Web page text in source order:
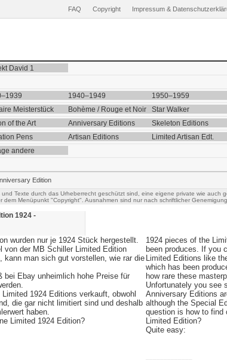
FAQ Copyright Impressum &
David 1
1940–1949 1950–1959
Meisterstück Bohème / Rouge et Noir Star Walker
of the Art Anniversary Editions Skeleton Editions
Pens Artisan Editions Limited Artisan Edt.
andere
Edition
Texte durch das Urheberrecht geschützt sind, eine eigene private wie auch
Menüpunkt "Copyright". Ausnahmen sind nur nach schriftlicher
1924 -
wurden nur je 1924 Stück hergestellt.
von der MB Schiller Limited Edition
kann man sich gut vorstellen, wie rar die
bei Ebay unheimlich hohe Preise für
1924 Editions verkauft, obwohl
die gar nicht limitiert sind und deshalb
haben.
Limited 1924 Edition?
1924 pieces of the
been produces. If you
Limited Editions like
which has been
how rare these
Unfortunately you see
Anniversary Editions
although the Special
question is how to find
Limited Edition?
Quite easy: